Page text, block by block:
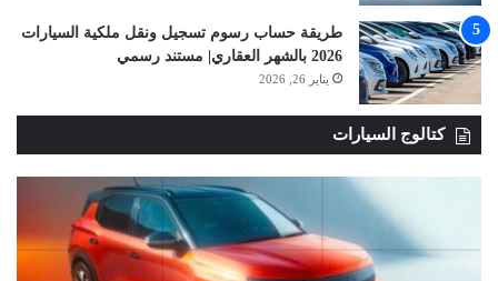
طريقة حساب رسوم تسجيل ونقل ملكية السيارات
2026 بالشهر العقاري| مستند رسمي
يناير 26, 2026
كتالوج السيارات